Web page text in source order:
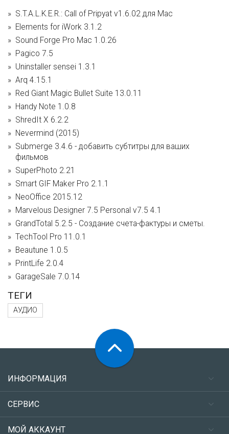
S.T.A.L.K.E.R.: Call of Pripyat v1.6.02 для Mac
Elements for iWork 3.1.2
Sound Forge Pro Mac 1.0.26
Pagico 7.5
Uninstaller sensei 1.3.1
Arq 4.15.1
Red Giant Magic Bullet Suite 13.0.11
Handy Note 1.0.8
ShredIt X 6.2.2
Nevermind (2015)
Submerge 3.4.6 - добавить субтитры для ваших
фильмов
SuperPhoto 2.21
Smart GIF Maker Pro 2.1.1
NeoOffice 2015.12
Marvelous Designer 7.5 Personal v7.5 4.1
GrandTotal 5.2.5 - Создание счета-фактуры и сметы.
TechTool Pro 11.0.1
Beautune 1.0.5
PrintLife 2.0.4
GarageSale 7.0.14
ТЕГИ
АУДИО
ИНФОРМАЦИЯ
СЕРВИС
МОЙ АККАУНТ